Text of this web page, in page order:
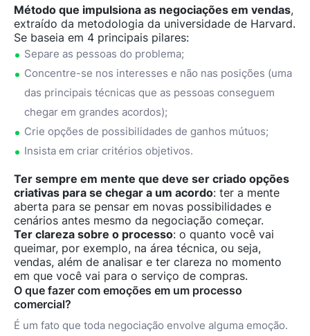
Método que impulsiona as negociações em vendas,
extraído da metodologia da universidade de Harvard.
Se baseia em 4 principais pilares:
Separe as pessoas do problema;
Concentre-se nos interesses e não nas posições (uma
das principais técnicas que as pessoas conseguem
chegar em grandes acordos);
Crie opções de possibilidades de ganhos mútuos;
Insista em criar critérios objetivos.
Ter sempre em mente que deve ser criado opções
criativas para se chegar a um acordo: ter a mente
aberta para se pensar em novas possibilidades e
cenários antes mesmo da negociação começar.
Ter clareza sobre o processo: o quanto você vai
queimar, por exemplo, na área técnica, ou seja,
vendas, além de analisar e ter clareza no momento
em que você vai para o serviço de compras.
O que fazer com emoções em um processo
comercial?
É um fato que toda negociação envolve alguma emoção.